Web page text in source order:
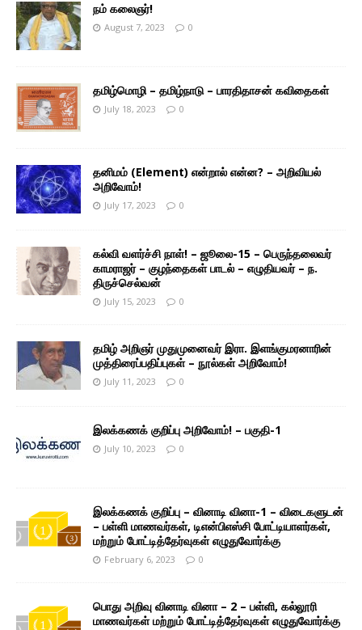
நம் கலைஞர்!
August 7, 2023 0
தமிழ்மொழி – தமிழ்நாடு – பாரதிதாசன் கவிதைகள்
July 18, 2023 0
தனிமம் (Element) என்றால் என்ன? – அறிவியல்
அறிவோம்!
July 17, 2023 0
கல்வி வளர்ச்சி நாள்! – ஜூலை-15 – பெருந்தலைவர்
காமராஜர் – குழந்தைகள் பாடல் – எழுதியவர் – ந.
திருச்செல்வன்
July 15, 2023 0
தமிழ் அறிஞர் முதுமுனைவர் இரா. இளங்குமரனாரின்
முத்திரைப்பதிப்புகள் – நூல்கள் அறிவோம்!
July 11, 2023 0
இலக்கணக் குறிப்பு அறிவோம்! – பகுதி-1
July 10, 2023 0
இலக்கணக் குறிப்பு – வினாடி வினா-1 – விடைகளுடன்
– பள்ளி மாணவர்கள், டிஎன்பிஎஸ்சி போட்டியாளர்கள்,
மற்றும் போட்டித்தேர்வுகள் எழுதுவோர்க்கு
February 6, 2023 0
பொது அறிவு வினாடி வினா – 2 – பள்ளி, கல்லூரி
மாணவர்கள் மற்றும் போட்டித்தேர்வுகள் எழுதுவோர்க்கு